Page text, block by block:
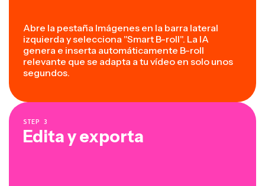
Abre la pestaña Imágenes en la barra lateral
izquierda y selecciona "Smart B-roll". La IA
genera e inserta automáticamente B-roll
relevante que se adapta a tu vídeo en solo unos
segundos.
STEP 3
Edita y exporta